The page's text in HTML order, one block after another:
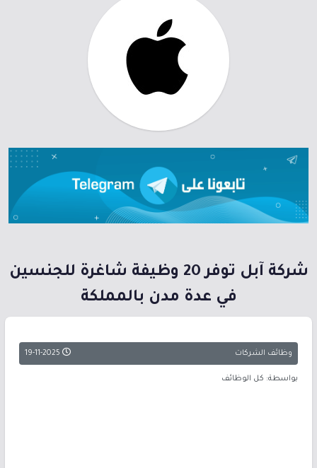
شركة آبل توفر 20 وظيفة شاغرة للجنسين
في عدة مدن بالمملكة
وظائف الشركات 19-11-2025
بواسطة: كل الوظائف